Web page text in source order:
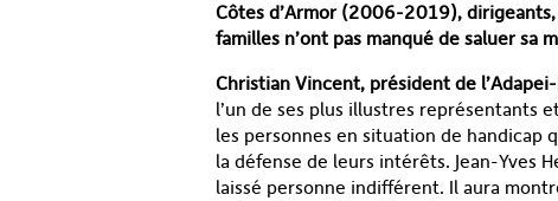
Côtes d’Armor (2006-2019),
familles n’ont pas manqué de saluer sa
Christian Vincent, président de
l’un de ses plus illustres représentants
les personnes en situation de handicap
la défense de leurs intérêts. Jean-Yves
laissé personne indifférent. Il aura